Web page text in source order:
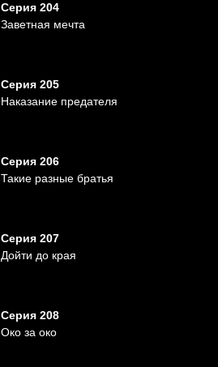
Серия 204
Заветная мечта
Серия 205
Наказание предателя
Серия 206
Такие разные братья
Серия 207
Дойти до края
Серия 208
Око за око